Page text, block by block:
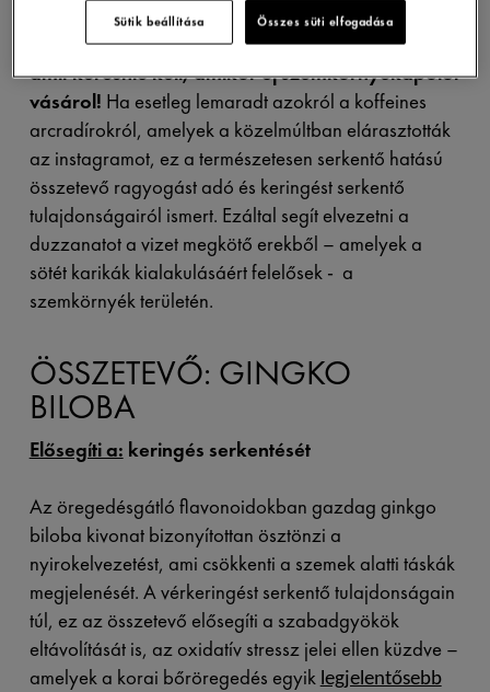
Ha a szemei hajlamosak a sötét karikák
kialakulására, akkor a koffein az az összetevő,
amit keresnie kell, amikor új szemkörnyékápolót
vásárol! Ha esetleg lemaradt azokról a koffeines
arcradírokról, amelyek a közelmúltban elárasztották
az instagramot, ez a természetesen serkentő hatású
összetevő ragyogást adó és keringést serkentő
tulajdonságairól ismert. Ezáltal segít elvezetni a
duzzanatot a vizet megkötő erekből – amelyek a
sötét karikák kialakulásáért felelősek - a
szemkörnyék területén.
ÖSSZETEVŐ: GINGKO
BILOBA
Elősegíti a: keringés serkentését
Az öregedésgátló flavonoidokban gazdag ginkgo
biloba kivonat bizonyítottan ösztönzi a
nyirokelvezetést, ami csökkenti a szemek alatti táskák
megjelenését. A vérkeringést serkentő tulajdonságain
túl, ez az összetevő elősegíti a szabadgyökök
eltávolítását is, az oxidatív stressz jelei ellen küzdve –
amelyek a korai bőröregedés egyik legjelentősebb
Sütik beállítása Összes süti elfogadása